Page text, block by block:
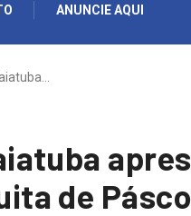
ANUNCIE AQUI
de